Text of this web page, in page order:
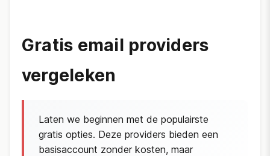
Gratis email providers
vergeleken
Laten we beginnen met de populairste
gratis opties. Deze providers bieden een
basisaccount zonder kosten, maar